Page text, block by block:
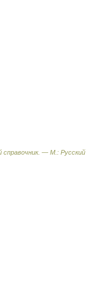
справочник. — М.: Русский